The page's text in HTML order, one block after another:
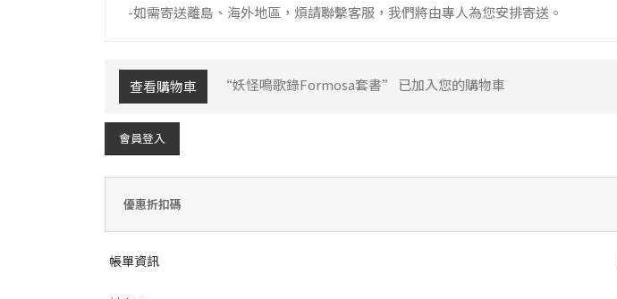
-如需寄送離島、海外地區，煩請聯繫客服，我們將由專人為您安排寄送。
查看購物車 “妖怪鳴歌錄Formosa套書” 已加入您的購物車
會員登入
優惠折扣碼
帳單資訊